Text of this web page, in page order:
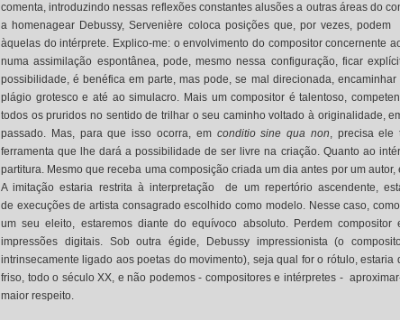
comenta, introduzindo nessas reflexões constantes alusões a outras áreas do
a homenagear Debussy, Servenière coloca posições que, por vezes,
àquelas do intérprete. Explico-me: o envolvimento do compositor concernente
numa assimilação espontânea, pode, mesmo nessa configuração, ficar
possibilidade, é benéfica em parte, mas pode, se mal direcionada,
plágio grotesco e até ao simulacro. Mais um compositor é talentoso,
todos os pruridos no sentido de trilhar o seu caminho voltado à originalidade,
passado. Mas, para que isso ocorra, em conditio sine qua non, precisa ele
ferramenta que lhe dará a possibilidade de ser livre na criação. Quanto ao
partitura. Mesmo que receba uma composição criada um dia antes por um
A imitação estaria restrita à interpretação de um repertório ascendente,
de execuções de artista consagrado escolhido como modelo. Nesse caso,
um seu eleito, estaremos diante do equívoco absoluto. Perdem compositor
impressões digitais. Sob outra égide, Debussy impressionista (o
intrinsecamente ligado aos poetas do movimento), seja qual for o rótulo,
friso, todo o século XX, e não podemos - compositores e intérpretes -
maior respeito.